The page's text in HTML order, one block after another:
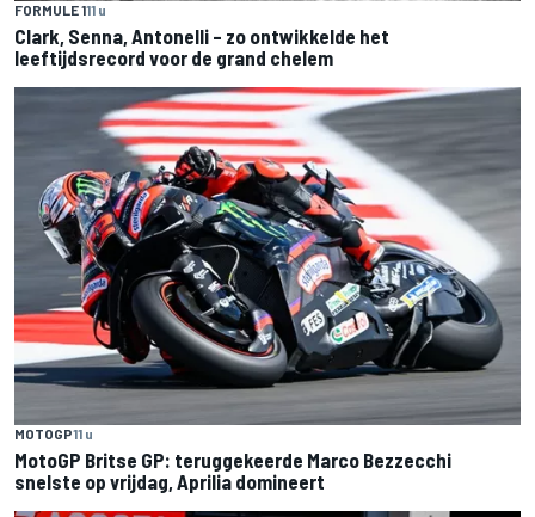
FORMULE 111 u
Clark, Senna, Antonelli – zo ontwikkelde het
leeftijdsrecord voor de grand chelem
MOTOGP11 u
MotoGP Britse GP: teruggekeerde Marco Bezzecchi
snelste op vrijdag, Aprilia domineert